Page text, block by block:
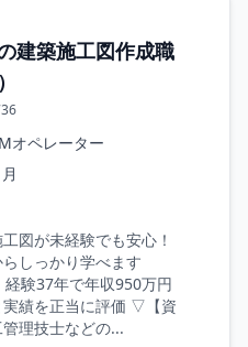
建築施工図作成職
オペレーター
図が未経験でも安心！
しっかり学べます
験37年で年収950万円
績を正当に評価 ▽【資
理技士などの...